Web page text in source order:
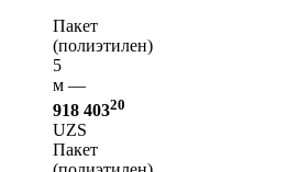
Пакет
(полиэтилен)
5
м —
918 40320
UZS
Пакет